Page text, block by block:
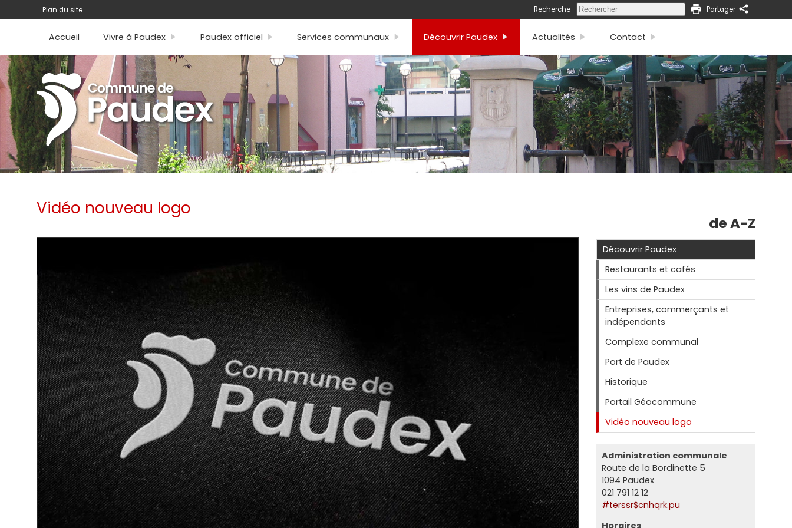
Plan du site Partager
Recherche
Accueil Vivre à Paudex Paudex officiel Services communaux Découvrir Paudex Actualités Contact
Vidéo nouveau logo
de A-Z
Découvrir Paudex
Restaurants et cafés
Les vins de Paudex
Entreprises, commerçants et
indépendants
Complexe communal
Port de Paudex
Historique
Portail Géocommune
Vidéo nouveau logo
Administration communale
Route de la Bordinette 5
1094 Paudex
021 791 12 12
#terssr$cnhqrk.pu